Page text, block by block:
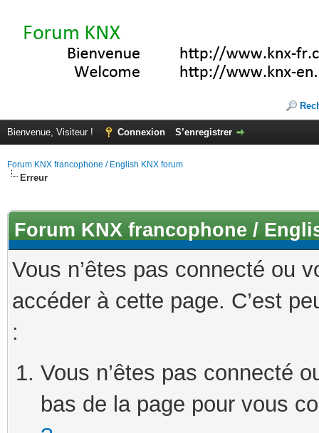
Bienvenue, Visiteur ! Connexion S’enregistrer
Forum KNX francophone / English KNX forum
Erreur
Forum KNX francophone /
Vous n’êtes pas connecté ou
accéder à cette page. C’est
:
Vous n’êtes pas connecté
bas de la page pour vous